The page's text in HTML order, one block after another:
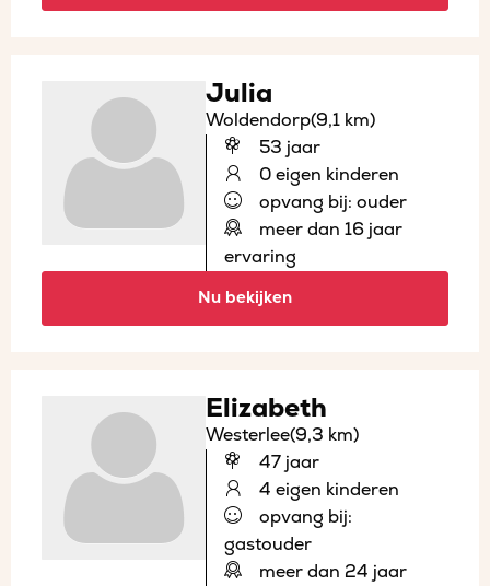
Julia
Woldendorp(9,1 km)
53 jaar
0 eigen kinderen
opvang bij: ouder
meer dan 16 jaar
ervaring
Nu bekijken
Elizabeth
Westerlee(9,3 km)
47 jaar
4 eigen kinderen
opvang bij:
gastouder
meer dan 24 jaar